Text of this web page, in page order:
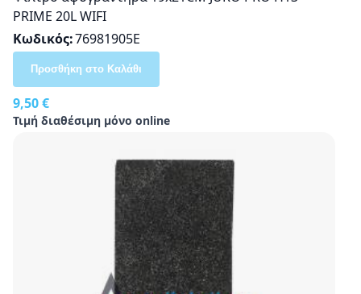
PRIME 20L WIFI
Κωδικός 76981905E
9,50 €
Τιμή διαθέσιμη μόνο online
Προσθήκη στο Καλάθι